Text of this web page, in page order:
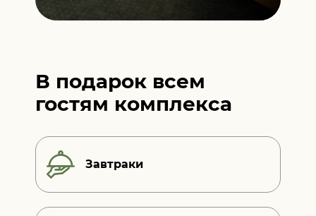
В подарок всем
гостям комплекса
Завтраки